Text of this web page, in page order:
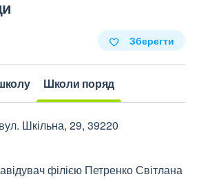
Зберегти
Школи поряд
вул. Шкільна, 29, 39220
філією Петренко Світлана